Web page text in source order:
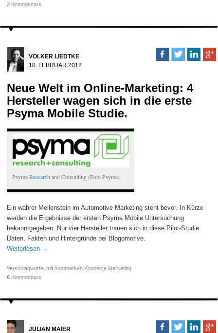
2 Kommentare
VOLKER LIEDTKE
10. FEBRUAR 2012
Neue Welt im Online-Marketing: 4
Hersteller wagen sich in die erste
Psyma Mobile Studie.
PsymaResearchand Consulting (Foto Psyma)
Ein wahrer Meilenstein im Automotive Marketing steht bevor. In Kürze
werden die Ergebnisse der ersten Psyma Mobile Untersuchung
bekanntgegeben. Nur vier Hersteller trauen sich in diese Pilot-Studie.
Daten, Fakten und Hintergründe bei Blogomotive.
Weiterlesen →
Verschlagwortet mitAutomarken Konzepte Marketing
6 Kommentare
JULIAN MAIER